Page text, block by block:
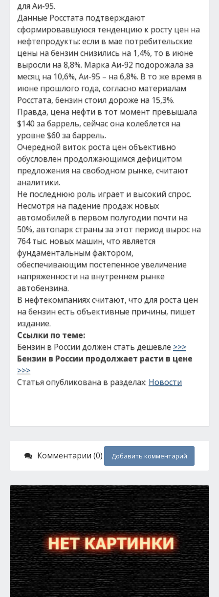
для Аи-95.
Данные Росстата подтверждают
сформировавшуюся тенденцию к росту цен на
нефтепродукты: если в мае потребительские
цены на бензин снизились на 1,4%, то в июне
выросли на 8,8%. Марка Аи-92 подорожала за
месяц на 10,6%, Аи-95 – на 6,8%. В то же время в
июне прошлого года, согласно материалам
Росстата, бензин стоил дороже на 15,3%.
Правда, цена нефти в тот момент превышала
$140 за баррель, сейчас она колеблется на
уровне $60 за баррель.
Очередной виток роста цен объективно
обусловлен продолжающимся дефицитом
предложения на свободном рынке, считают
аналитики.
Не последнюю роль играет и высокий спрос.
Несмотря на падение продаж новых
автомобилей в первом полугодии почти на
50%, автопарк страны за этот период вырос на
764 тыс. новых машин, что является
фундаментальным фактором,
обеспечивающим постепенное увеличение
напряженности на внутреннем рынке
автобензина.
В нефтекомпаниях считают, что для роста цен
на бензин есть объективные причины, пишет
издание.
Ссылки по теме:
Бензин в России должен стать дешевле >>>
Бензин в России продолжает расти в цене
>>>
Статья опубликована в разделах: Новости
Комментарии (0) Добавить комментарий